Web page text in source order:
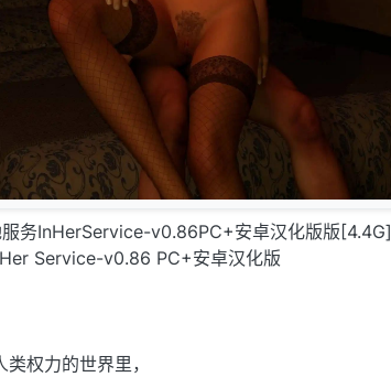
务InHerService-v0.86PC+安卓汉化版版[4.4G]
Her Service-v0.86 PC+安卓汉化版
权力的世界里，